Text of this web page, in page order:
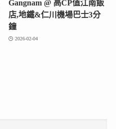
Gangnam @ 高CP值江南飯
店,地鐵&仁川機場巴士3分
鐘
2026-02-04